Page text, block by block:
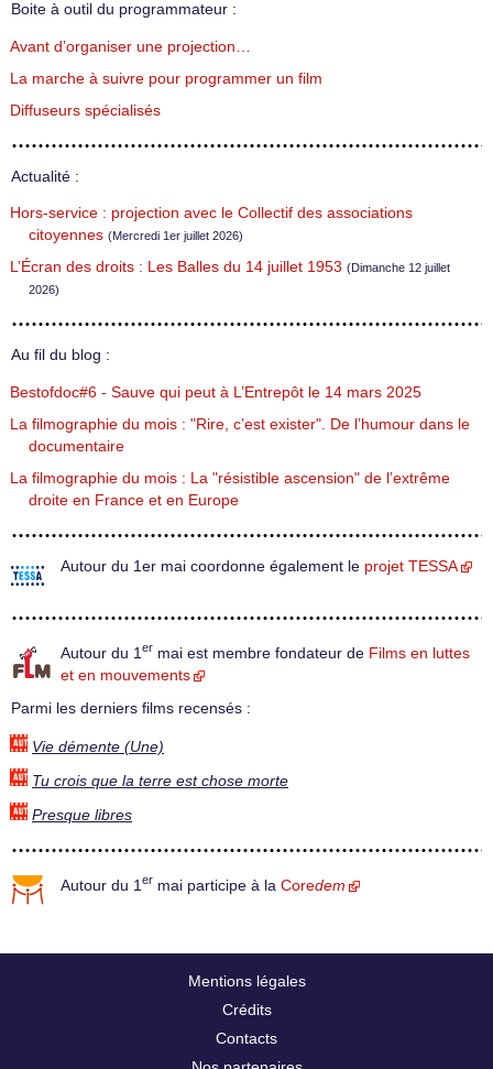
Boite à outil du programmateur :
Avant d’organiser une projection…
La marche à suivre pour programmer un film
Diffuseurs spécialisés
Actualité :
Hors-service : projection avec le Collectif des associations
citoyennes (Mercredi 1er juillet 2026)
L’Écran des droits : Les Balles du 14 juillet 1953 (Dimanche 12 juillet
2026)
Au fil du blog :
Bestofdoc#6 - Sauve qui peut à L’Entrepôt le 14 mars 2025
La filmographie du mois : "Rire, c’est exister". De l’humour dans le
documentaire
La filmographie du mois : La "résistible ascension" de l’extrême
droite en France et en Europe
Autour du 1er mai coordonne également le projet TESSA
Autour du 1 er mai est membre fondateur de Films en luttes
et en mouvements
Parmi les derniers films recensés :
Vie démente (Une)
Tu crois que la terre est chose morte
Presque libres
Autour du 1 er mai participe à la Coredem
Mentions légales
Crédits
Contacts